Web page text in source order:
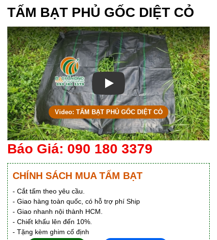
TẤM BẠT PHỦ GỐC DIỆT CỎ
Xem video TẤM BẠT PHỦ GỐC
Video: TẤM BẠT PHỦ GỐC DIỆT CỎ
Báo Giá: 090 180 3379
CHÍNH SÁCH MUA TẤM BẠT
- Cắt tấm theo yêu cầu.
- Giao hàng toàn quốc, có hỗ trợ phí Ship
- Giao nhanh nội thành HCM.
- Chiết khấu lên đến 10%.
- Tặng kèm ghim cố định